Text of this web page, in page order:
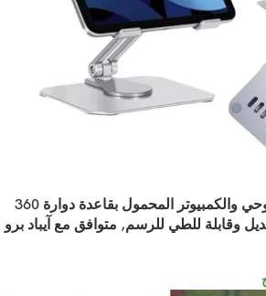
دعم الكمبيوتر اللوحي والكمبيوتر المحمول بقاعدة دوارة 360
وقابلة للطي للرسم, متوافق مع آيباد برو